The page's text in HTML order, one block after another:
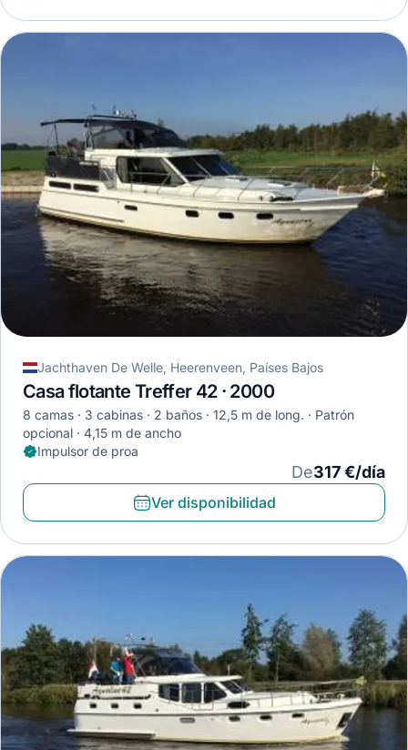
Jachthaven De Welle, Heerenveen, Países Bajos
Casa flotante Treffer 42 · 2000
8 camas 3 cabinas 2 baños 12,5 m de long.
Patrón
opcional
4,15 m de ancho
Impulsor de proa
De317 €/día
Ver disponibilidad